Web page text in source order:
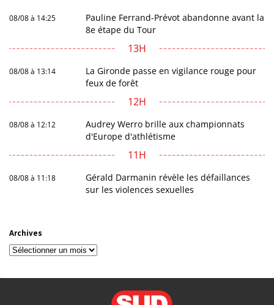
08/08 à 14:25
Pauline Ferrand-Prévot abandonne avant la
8e étape du Tour
13H
08/08 à 13:14
La Gironde passe en vigilance rouge pour
feux de forêt
12H
08/08 à 12:12
Audrey Werro brille aux championnats
d'Europe d'athlétisme
11H
08/08 à 11:18
Gérald Darmanin révèle les défaillances
sur les violences sexuelles
Archives
Archives